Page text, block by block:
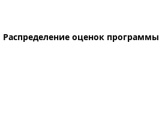
Распределение оценок программы